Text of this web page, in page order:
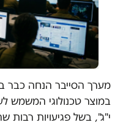
במוצר טכנולוגי המשמש